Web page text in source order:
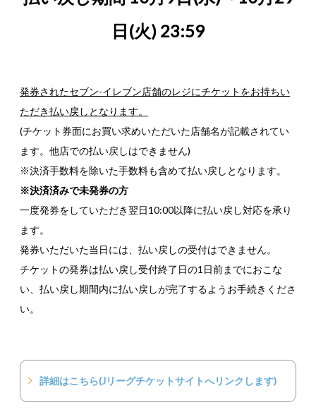
日(火) 23:59
発券されたセブン-イレブン店舗のレジにチケットをお持ちい
ただき払い戻しとなります。
(チケット券面にお買い求めいただいた店舗名が記載されてい
ます。他店での払い戻しはできません)
※決済手数料を除いた手数料も含めて払い戻しとなります。
※決済済みで未発券の方
一度発券をしていただき翌日10:00以降に払い戻し対応を承り
ます。
発券いただいた当日には、払い戻しの受付はできません。
チケットの発券は払い戻し受付終了日の1日前までにおこな
い、払い戻し期間内に払い戻しが完了するようお手続きくださ
い。
詳細はこちら(Jリーグチケットサイトへリンクします)